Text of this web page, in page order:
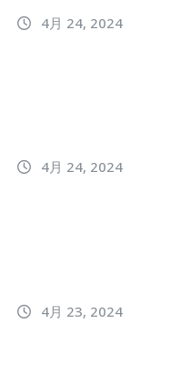
4月 24, 2024
4月 24, 2024
4月 23, 2024